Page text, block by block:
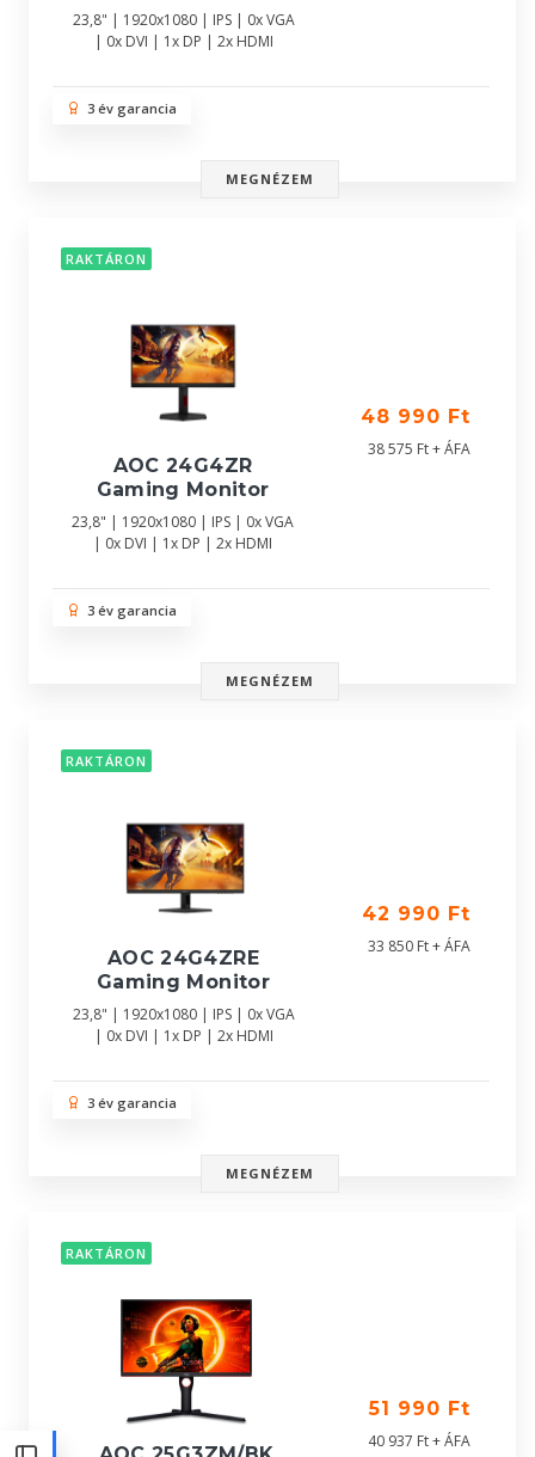
23,8" | 1920x1080 | IPS | 0x VGA
| 0x DVI | 1x DP | 2x HDMI
3 év garancia
MEGNÉZEM
RAKTÁRON
AOC 24G4ZR
Gaming Monitor
23,8" | 1920x1080 | IPS | 0x VGA
| 0x DVI | 1x DP | 2x HDMI
48 990 Ft
38 575 Ft + ÁFA
3 év garancia
MEGNÉZEM
RAKTÁRON
AOC 24G4ZRE
Gaming Monitor
23,8" | 1920x1080 | IPS | 0x VGA
| 0x DVI | 1x DP | 2x HDMI
42 990 Ft
33 850 Ft + ÁFA
3 év garancia
MEGNÉZEM
RAKTÁRON
51 990 Ft
40 937 Ft + ÁFA